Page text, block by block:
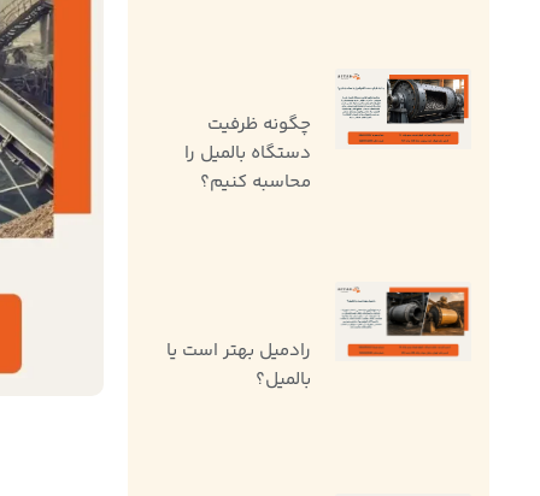
چگونه ظرفیت
دستگاه بالمیل را
محاسبه کنیم؟
رادمیل بهتر است یا
بالمیل؟